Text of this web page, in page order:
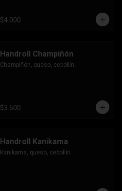
$4.000
Handroll Champiñón
Champiñón, queso, cebollín.
$3.500
Handroll Kanikama
Kanikama, queso, cebollín.